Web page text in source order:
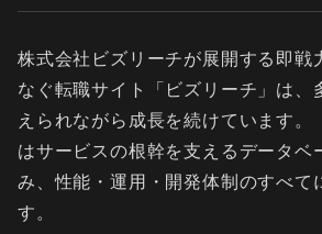
株式会社ビズリーチが展開する即戦
なぐ転職サイト「ビズリーチ」は、
えられながら成長を続けています。
はサービスの根幹を支えるデータベ
み、性能・運用・開発体制のすべて
す。